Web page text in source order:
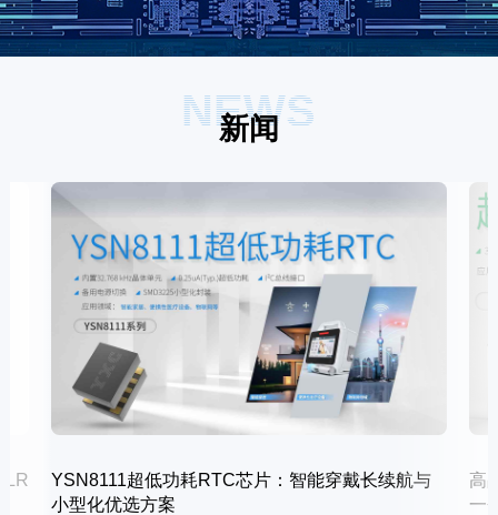
NEWS
新闻
YSN8111超低功耗RTC芯片：智能穿戴长续航与
小型化优选方案
高
一